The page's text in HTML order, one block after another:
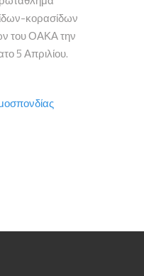
κορασίδων
του ΟΑΚΑ την
5 Απριλίου.